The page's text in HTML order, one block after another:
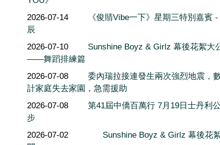
2026-07-14
《俊䝼Vibe一下》星期三特別嘉賓
辰
2026-07-10
Sunshine Boyz & Girlz 幕後花絮大
——舞蹈排練篇
2026-07-08
委內瑞拉接連發生兩次強烈地震，
計家庭失去家園，急需援助
2026-07-08
第41屆中僑百萬行 7月19日士丹利
步
2026-07-02
Sunshine Boyz & Girlz 幕後花